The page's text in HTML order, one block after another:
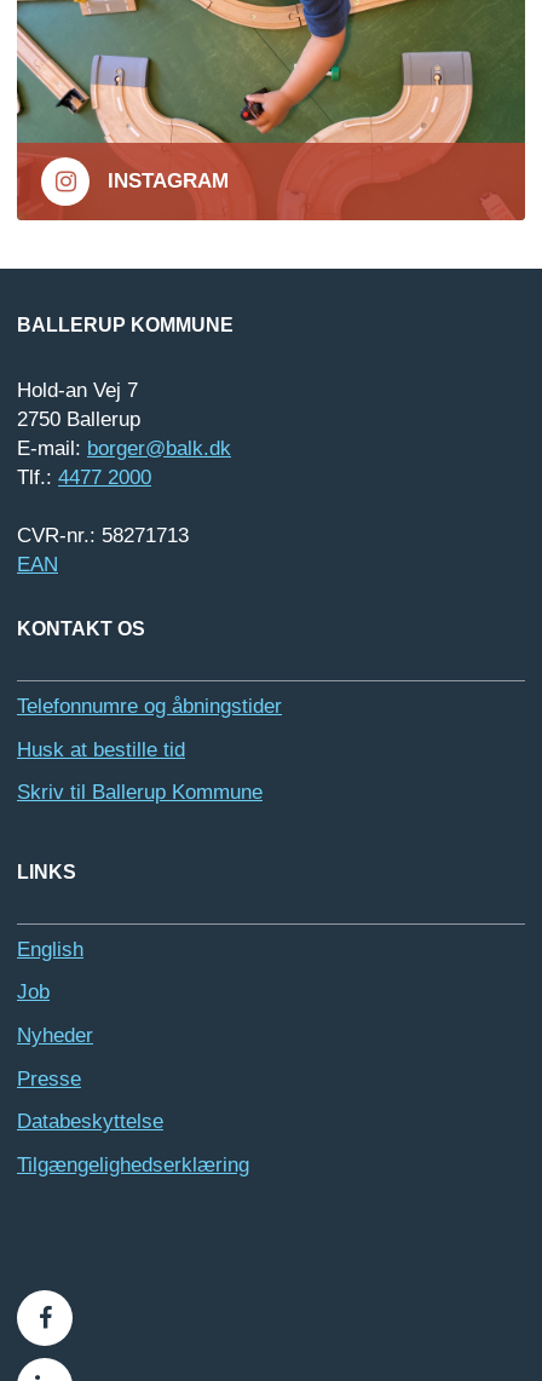
INSTAGRAM
BALLERUP KOMMUNE
Hold-an Vej 7
2750 Ballerup
E-mail: borger@balk.dk
Tlf.: 4477 2000
CVR-nr.: 58271713
EAN
KONTAKT OS
Telefonnumre og åbningstider
Husk at bestille tid
Skriv til Ballerup Kommune
LINKS
English
Job
Nyheder
Presse
Databeskyttelse
Tilgængelighedserklæring